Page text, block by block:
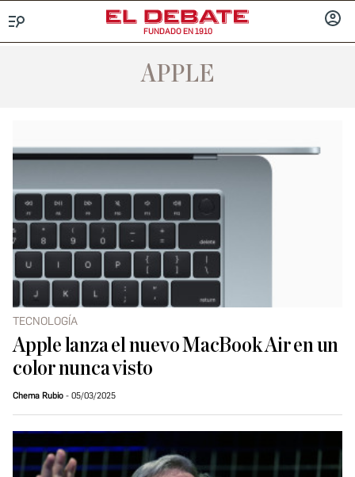
FUNDADO EN 1910
APPLE
TECNOLOGÍA
Apple lanza el nuevo MacBook Air en un
color nunca visto
Chema Rubio 05/03/2025